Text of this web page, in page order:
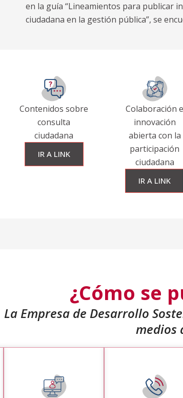
en la guía “Lineamientos para publicar
ciudadana en la gestión pública”, se
Contenidos sobre
consulta
ciudadana
IR A LINK
Colaboración e
innovación
abierta con la
participación
ciudadana
IR A LINK
¿Cómo se
La Empresa de Desarrollo
medios